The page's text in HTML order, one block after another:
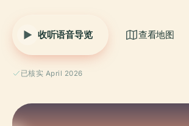
收听语音导览 查看地图
已核实 April 2026